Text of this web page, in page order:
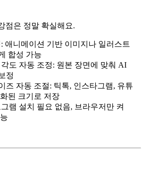
점은 정말 확실해요.
애니메이션 기반 이미지나 일러스트
합성 가능
도 자동 조정: 원본 장면에 맞춰 AI
정
즈 자동 조절: 틱톡, 인스타그램, 유튜
된 크기로 저장
램 설치 필요 없음, 브라우저만 켜